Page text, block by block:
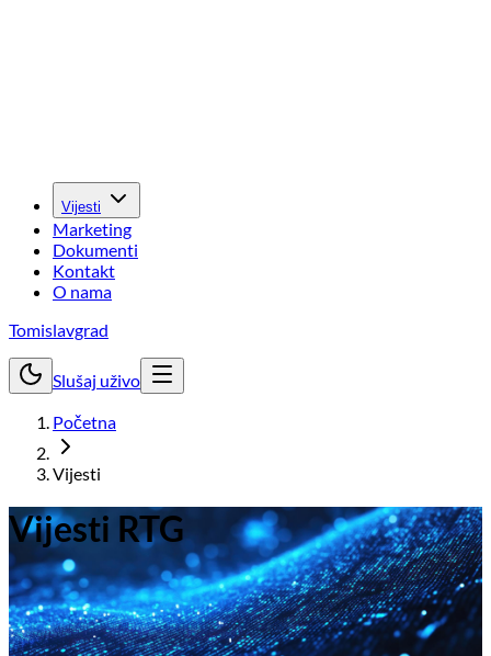
Vijesti
Marketing
Dokumenti
Kontakt
O nama
Tomislavgrad
Slušaj uživo
Početna
Vijesti
Vijesti RTG